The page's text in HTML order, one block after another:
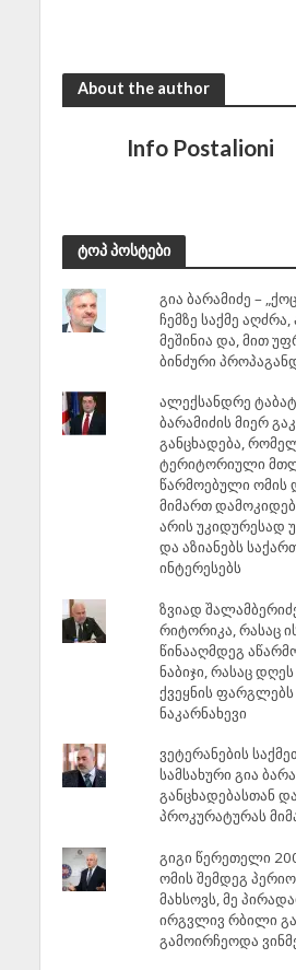
About the author
Info Postalioni
ტოპ პოსტები
გია ბარამიძე –
ჩემზე საქმე
მეშინია და, მით
ბინძური
ალექსანდრე
ბარამიძის მიერ
განცხადება,
ტერიტორიული
წარმოებული ომის
მიმართ
არის უკიდურესად
და აზიანებს
ინტერესებს
ზვიად
რიტორიკა, რასაც
წინააღმდეგ
ნაბიჯი, რასაც
ქვეყნის
ნაკარნახევი
ვეტერანების
სამსახური გია
განცხადებასთან
პროკურატურას
გიგი წერეთელი
ომის შემდეგ
მახსოვს, მე
ირგვლივ რბილი
გამოირჩეოდა